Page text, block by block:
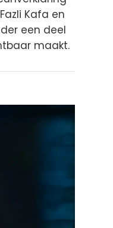
Kafa en
een deel
maakt.